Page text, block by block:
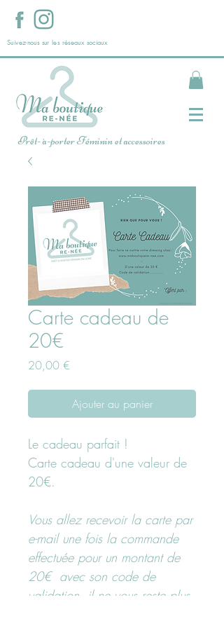
Suivez-nous sur les réseaux sociaux
Prêt- à-porter Féminin et accessoires
Carte cadeau de
20€
20,00 €
Ajouter au panier
Le cadeau parfait !
Carte cadeau d'une valeur de
20€.
Vous allez recevoir la carte par
e-mail une fois la commande
effectuée pour un montant de
20€ avec son code de
validation, il ne vous reste plus